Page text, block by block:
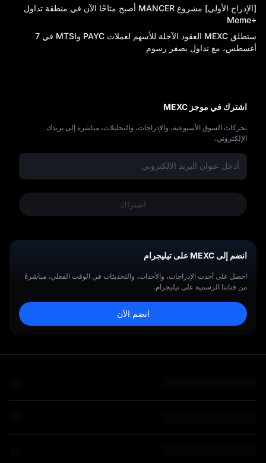
[الإدراج الأولي] مشروع MANCER أصبح متاحًا الآن في منطقة تداول
+Meme
ستطلق MEXC العقود الآجلة للأسهم لعملات PAYC وMTSI في 7
أغسطس، مع تداول بصفر رسوم
اشترك في موجز MEXC
تحركات السوق الأسبوعية، والإدراجات، والتحليلات، مباشرة إلى بريدك
الإلكتروني.
اشتراك
انضم إلى MEXC على تيليجرام
احصل على أحدث الإدراجات، والأحداث، والتحديثات في الوقت الفعلي، مباشرةً
من قناتنا الرسمية على تيليجرام.
انضم الآن